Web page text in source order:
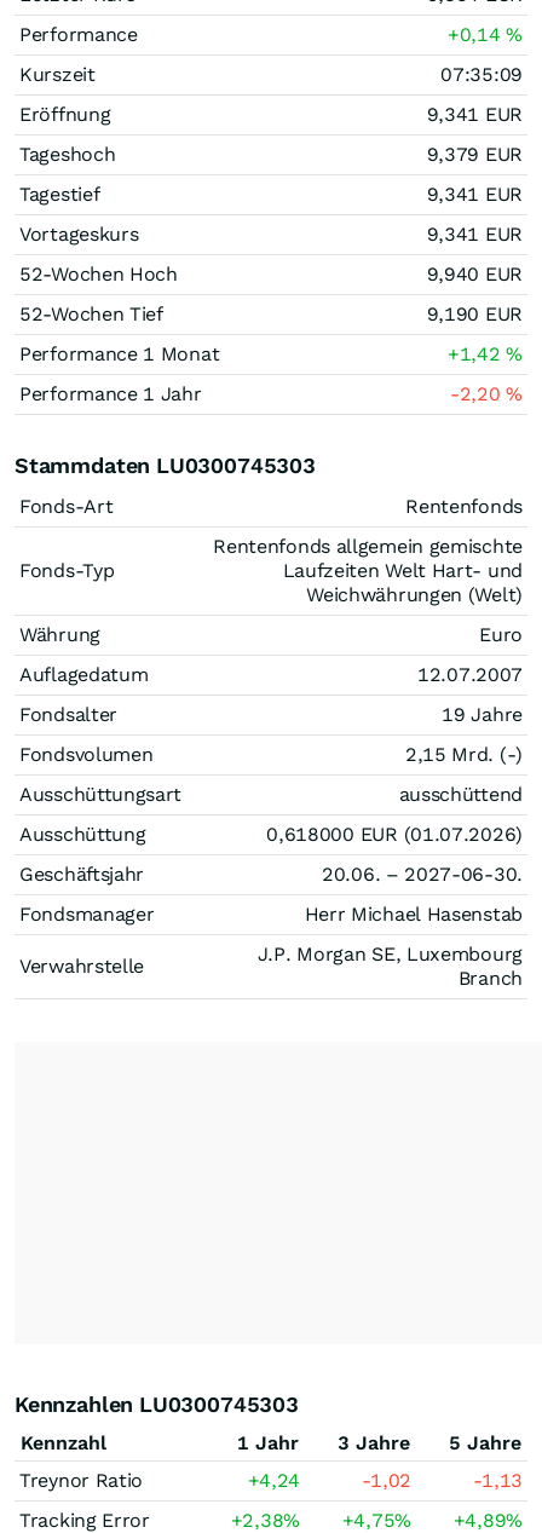
Performance
+0,14%
Kurszeit
07:35:09
Eröffnung
9,341 EUR
Tageshoch
9,379 EUR
Tagestief
9,341 EUR
Vortageskurs
9,341 EUR
52-Wochen Hoch
9,940 EUR
52-Wochen Tief
9,190 EUR
Performance 1 Monat
+1,42%
Performance 1 Jahr
-2,20%
Stammdaten LU0300745303
Fonds-Art Rentenfonds
Fonds-Typ
Rentenfonds allgemein gemischte
Laufzeiten Welt Hart- und
Weichwährungen (Welt)
Währung
Euro
Auflagedatum
12.07.2007
Fondsalter
19 Jahre
Fondsvolumen
2,15 Mrd. (-)
Ausschüttungsart
ausschüttend
Ausschüttung
0,618000 EUR (01.07.2026)
Geschäftsjahr
20.06. – 2027-06-30.
Fondsmanager
Herr Michael Hasenstab
Verwahrstelle
J.P. Morgan SE, Luxembourg
Branch
Kennzahlen LU0300745303
Kennzahl 1 Jahr 3 Jahre
5 Jahre
Treynor Ratio
+4,24 -1,02
-1,13
Tracking Error
+2,38% +4,75% +4,89%